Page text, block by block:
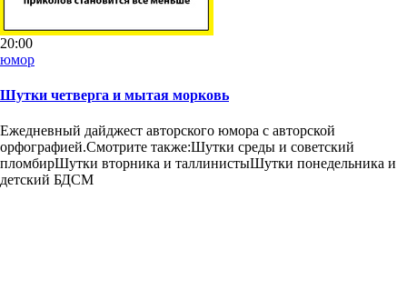
20:00
юмор
Шутки четверга и мытая морковь
Ежедневный дайджест авторского юмора с авторской
орфографией.Смотрите также:Шутки среды и советский
пломбирШутки вторника и таллинистыШутки понедельника и
детский БДСМ